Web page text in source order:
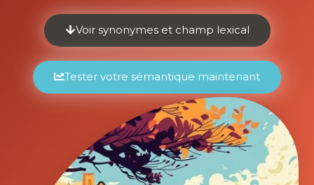
Voir synonymes et champ lexical
Tester votre sémantique maintenant